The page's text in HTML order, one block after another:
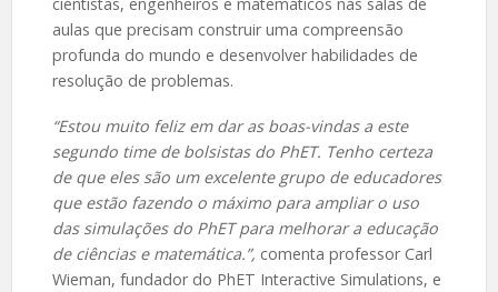
aulas que precisam construir uma compreensão
profunda do mundo e desenvolver habilidades de
resolução de problemas.
“Estou muito feliz em dar as boas-vindas a este
segundo time de bolsistas do PhET. Tenho certeza
de que eles são um excelente grupo de educadores
que estão fazendo o máximo para ampliar o uso
das simulações do PhET para melhorar a educação
de ciências e matemática.”, comenta professor Carl
Wieman, fundador do PhET Interactive Simulations, e